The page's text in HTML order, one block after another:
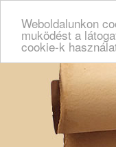
Weboldalunkon
muködést a
cookie-k